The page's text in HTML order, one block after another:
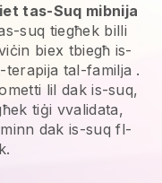
tas-Suq mibnija
suq tiegħek billi
biex tbiegħ is-
tal-familja .
lil dak is-suq,
tiġi vvalidata,
dak is-suq fl-